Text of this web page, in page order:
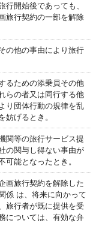
行開始後であっても、
旅行契約の一部を解除
の他の事由により旅行
るための添乗員その他
らの者又は同行する他
り団体行動の規律を乱
妨げるとき。
関等の旅行サービス提
の関与し得ない事由が
能となったとき。
画旅行契約を解除した
係 は、将来に向かって
旅行者が既に提供を受
については、有効な弁